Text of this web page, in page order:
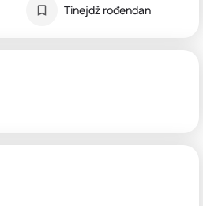
Tinejdž rođendan